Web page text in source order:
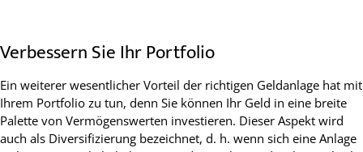
Verbessern Sie Ihr Portfolio
Ein weiterer wesentlicher Vorteil der richtigen Geldanlage hat mit
Ihrem Portfolio zu tun, denn Sie können Ihr Geld in eine breite
Palette von Vermögenswerten investieren. Dieser Aspekt wird
auch als Diversifizierung bezeichnet, d. h. wenn sich eine Anlage